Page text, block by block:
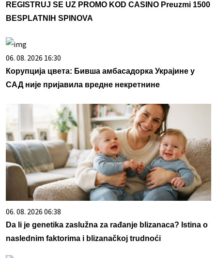
REGISTRUJ SE UZ PROMO KOD CASINO Preuzmi 1500
BESPLATNIH SPINOVA
06. 08. 2026 16:30
Корупција цвета: Бивша амбасадорка Украјине у
САД није пријавила вредне некретнине
06. 08. 2026 06:38
Da li je genetika zaslužna za rađanje blizanaca? Istina o
naslednim faktorima i blizanačkoj trudnoći